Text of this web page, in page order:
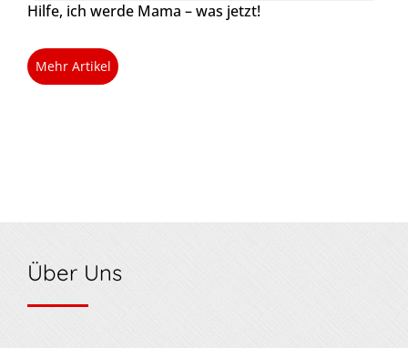
Hilfe, ich werde Mama – was jetzt!
Mehr Artikel
Über Uns